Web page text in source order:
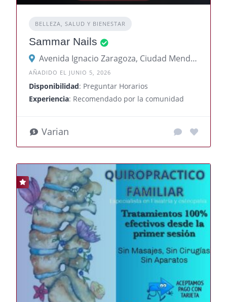
BELLEZA, SALUD Y BIENESTAR
Sammar Nails
Avenida Ignacio Zaragoza, Ciudad Mendoza, Veracruz, México
AÑADIDO EL JUNIO 5, 2026
Disponibilidad: Preguntar Horarios
Experiencia: Recomendado por la comunidad
Varian